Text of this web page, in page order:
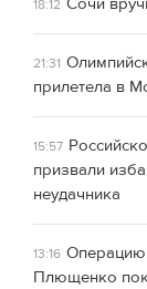
18:12
21:31
прилетела в
15:57
призвали
неудачника
13:16 Операцию
Плющенко